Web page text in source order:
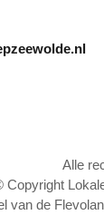
Alle
Copyright
van de